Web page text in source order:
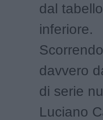
dal
inferiore.
davvero
di serie
Luciano